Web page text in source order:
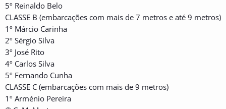
5º Reinaldo Belo
CLASSE B (embarcações com mais de 7 metros e até 9 metros)
1º Márcio Carinha
2º Sérgio Silva
3º José Rito
4º Carlos Silva
5º Fernando Cunha
CLASSE C (embarcações com mais de 9 metros)
1º Arménio Pereira